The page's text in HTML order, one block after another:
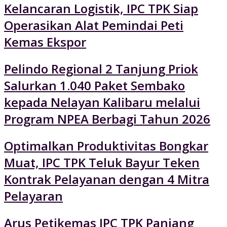
Kelancaran Logistik, IPC TPK Siap
Operasikan Alat Pemindai Peti
Kemas Ekspor
Pelindo Regional 2 Tanjung Priok
Salurkan 1.040 Paket Sembako
kepada Nelayan Kalibaru melalui
Program NPEA Berbagi Tahun 2026
Optimalkan Produktivitas Bongkar
Muat, IPC TPK Teluk Bayur Teken
Kontrak Pelayanan dengan 4 Mitra
Pelayaran
Arus Petikemas IPC TPK Panjang